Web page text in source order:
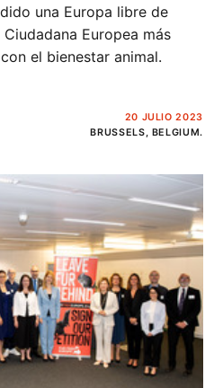
una Europa libre de
Europea más
el bienestar animal.
20 JULIO 2023
BRUSSELS, BELGIUM.